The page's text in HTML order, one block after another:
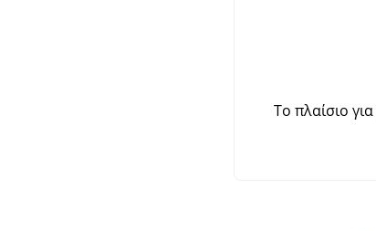
Το πλαίσιο